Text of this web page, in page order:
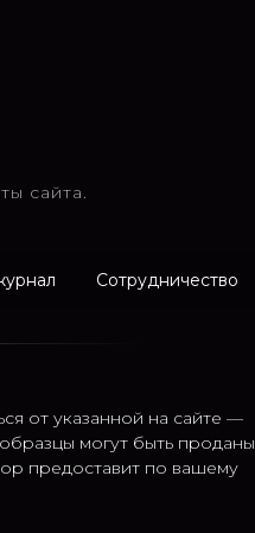
сайта.
Сотрудничество
от указанной на сайте —
могут быть проданы
предоставит по вашему